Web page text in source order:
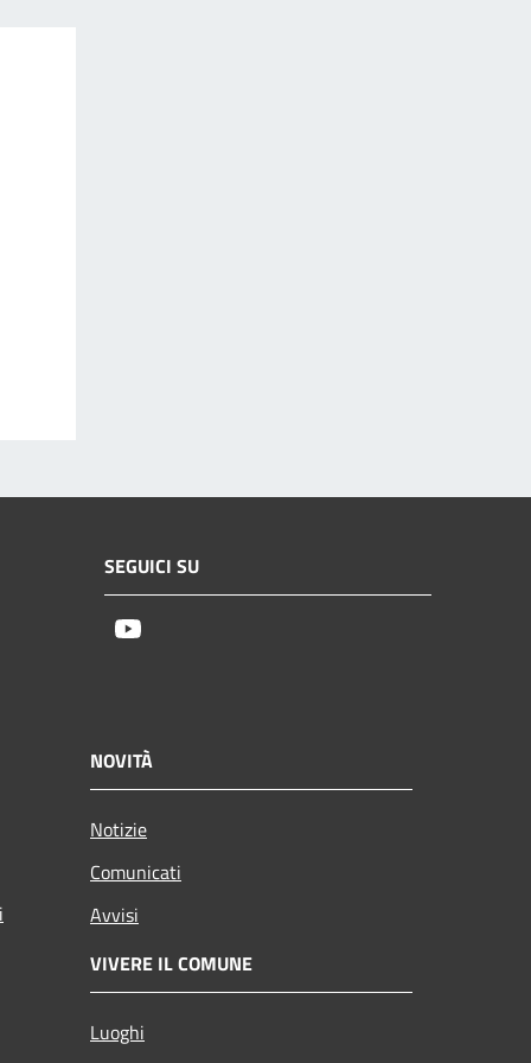
SEGUICI SU
NOVITÀ
Notizie
Comunicati
Avvisi
VIVERE IL COMUNE
Luoghi